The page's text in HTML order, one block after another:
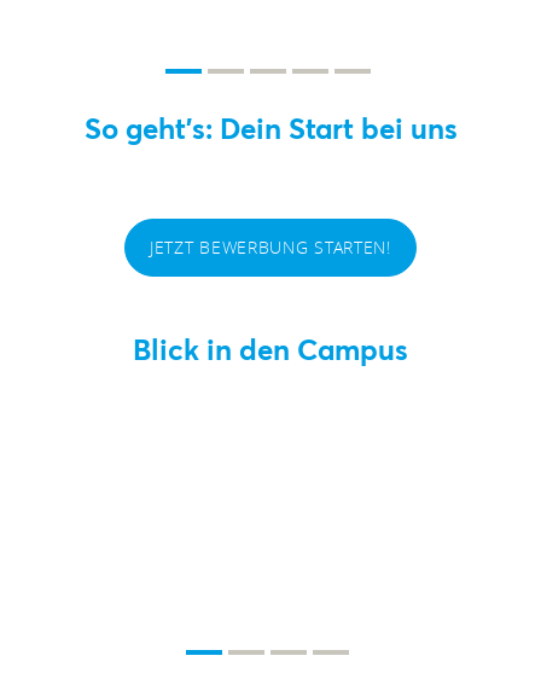
So geht's: Dein Start bei uns
JETZT BEWERBUNG STARTEN!
Blick in den Campus